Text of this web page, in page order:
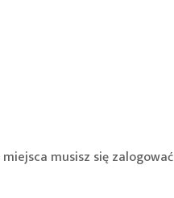
musisz sięzalogować